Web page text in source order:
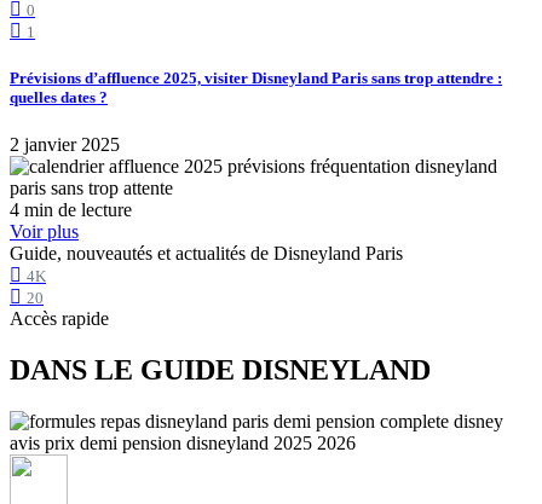
0
1
Prévisions d’affluence 2025, visiter Disneyland Paris sans trop attendre :
quelles dates ?
2 janvier 2025
4 min de lecture
Voir plus
Guide, nouveautés et actualités de Disneyland Paris
4K
20
Accès rapide
DANS LE GUIDE DISNEYLAND